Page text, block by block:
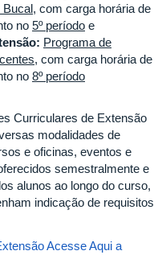
Bucal, com carga horária de
no 5º período e
Programa de
, com carga horária de
no 8º período
Curriculares de Extensão
modalidades de
e oficinas, eventos e
semestralmente e
alunos ao longo do curso,
indicação de requisitos
Acesse Aqui a